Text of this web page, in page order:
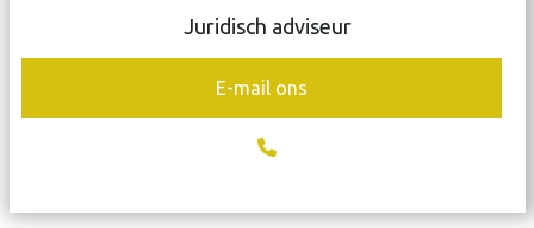
Juridisch adviseur
E-mail ons